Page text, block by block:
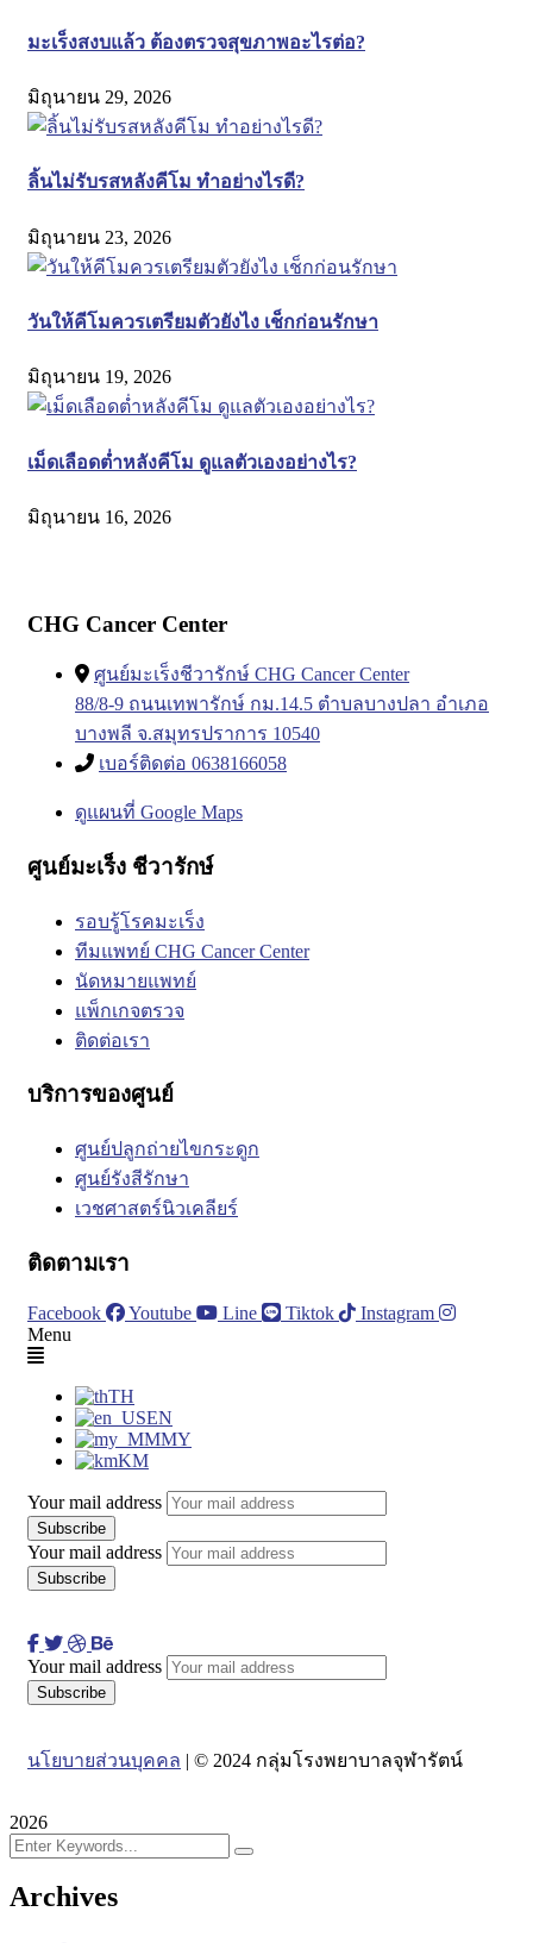
มะเร็งสงบแล้ว ต้องตรวจสุขภาพอะไรต่อ?
มิถุนายน 29, 2026
ลิ้นไม่รับรสหลังคีโม ทำอย่างไรดี?
มิถุนายน 23, 2026
วันให้คีโมควรเตรียมตัวยังไง เช็กก่อนรักษา
มิถุนายน 19, 2026
เม็ดเลือดต่ำหลังคีโม ดูแลตัวเองอย่างไร?
มิถุนายน 16, 2026
CHG Cancer Center
ศูนย์มะเร็งชีวารักษ์ CHG Cancer Center
88/8-9 ถนนเทพารักษ์ กม.14.5 ตำบลบางปลา อำเภอ
บางพลี จ.สมุทรปราการ 10540
เบอร์ติดต่อ 0638166058
ดูแผนที่ Google Maps
ศูนย์มะเร็ง ชีวารักษ์
รอบรู้โรคมะเร็ง
ทีมแพทย์ CHG Cancer Center
นัดหมายแพทย์
แพ็กเกจตรวจ
ติดต่อเรา
บริการของศูนย์
ศูนย์ปลูกถ่ายไขกระดูก
ศูนย์รังสีรักษา
เวชศาสตร์นิวเคลียร์
ติดตามเรา
Facebook Youtube Line Tiktok
Instagram
Menu
TH
EN
MY
KM
Your mail address
Your mail address
Your mail address
นโยบายส่วนบุคคล | © 2024 กลุ่มโรงพยาบาลจุฬารัตน์
2026
Archives